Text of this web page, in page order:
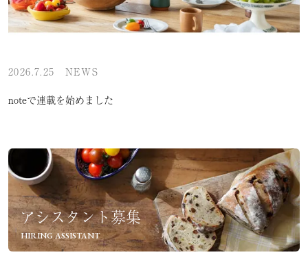
2026.7.25 NEWS
noteで連載を始めました
アシスタント募集
HIRING ASSISTANT